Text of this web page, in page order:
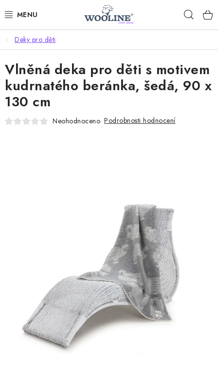
na
AKCE %
DÁRKOVÉ POUKAZY
OBLEČENÍ
OBUV
Hodnocení obchodu
Kontakty
Deky pro děti
Vlněná deka pro děti s motivem
kudrnatého beránka, šedá, 90 x
130 cm
Neohodnoceno Podrobnosti hodnocení